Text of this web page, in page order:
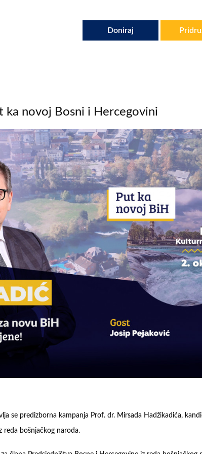
Doniraj
ka novoj Bosni i Hercegovini
se predizborna kampanja Prof. dr. Mirsada Hadžikadića,
reda bošnjačkog naroda.